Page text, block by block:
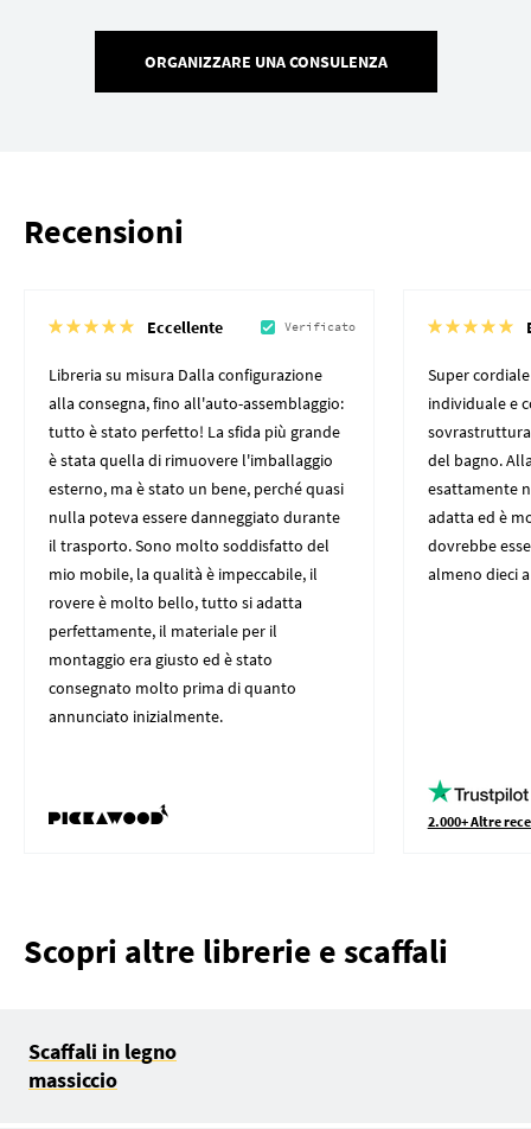
ORGANIZZARE UNA CONSULENZA
Recensioni
Eccellente Verificato
Libreria su misura Dalla configurazione
alla consegna, fino all'auto-assemblaggio:
tutto è stato perfetto! La sfida più grande
è stata quella di rimuovere l'imballaggio
esterno, ma è stato un bene, perché quasi
nulla poteva essere danneggiato durante
il trasporto. Sono molto soddisfatto del
mio mobile, la qualità è impeccabile, il
rovere è molto bello, tutto si adatta
perfettamente, il materiale per il
montaggio era giusto ed è stato
consegnato molto prima di quanto
annunciato inizialmente.
Super
individuale e
del bagno.
esattamente
adatta ed è
dovrebbe
almeno dieci
2.000+ Altre
Scopri altre librerie e scaffali
Scaffali in legno
massiccio